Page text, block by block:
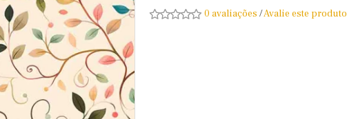
0 avaliações /Avalie este produto